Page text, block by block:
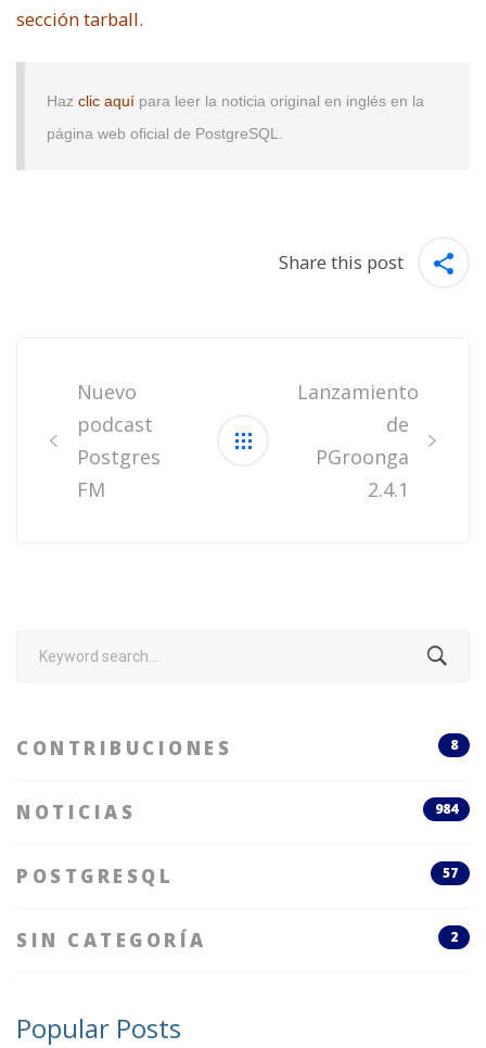
sección tarball.
Haz clic aquí para leer la noticia original en inglés en la
página web oficial de PostgreSQL.
Share this post
navigation
Nuevo
podcast
Postgres
FM
Lanzamiento
de
PGroonga
2.4.1
Search
CONTRIBUCIONES 8
NOTICIAS 984
POSTGRESQL 57
SIN CATEGORÍA 2
Popular Posts